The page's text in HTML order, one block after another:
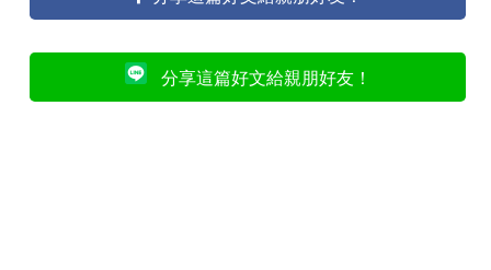
分享這篇好文給親朋好友！